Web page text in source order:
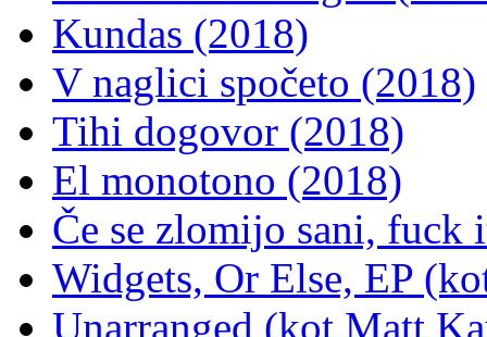
Kundas (2018)
V naglici spočeto (2018)
Tihi dogovor (2018)
El monotono (2018)
Če se zlomijo sani,
Widgets, Or Else, EP
Unarranged (kot Matt